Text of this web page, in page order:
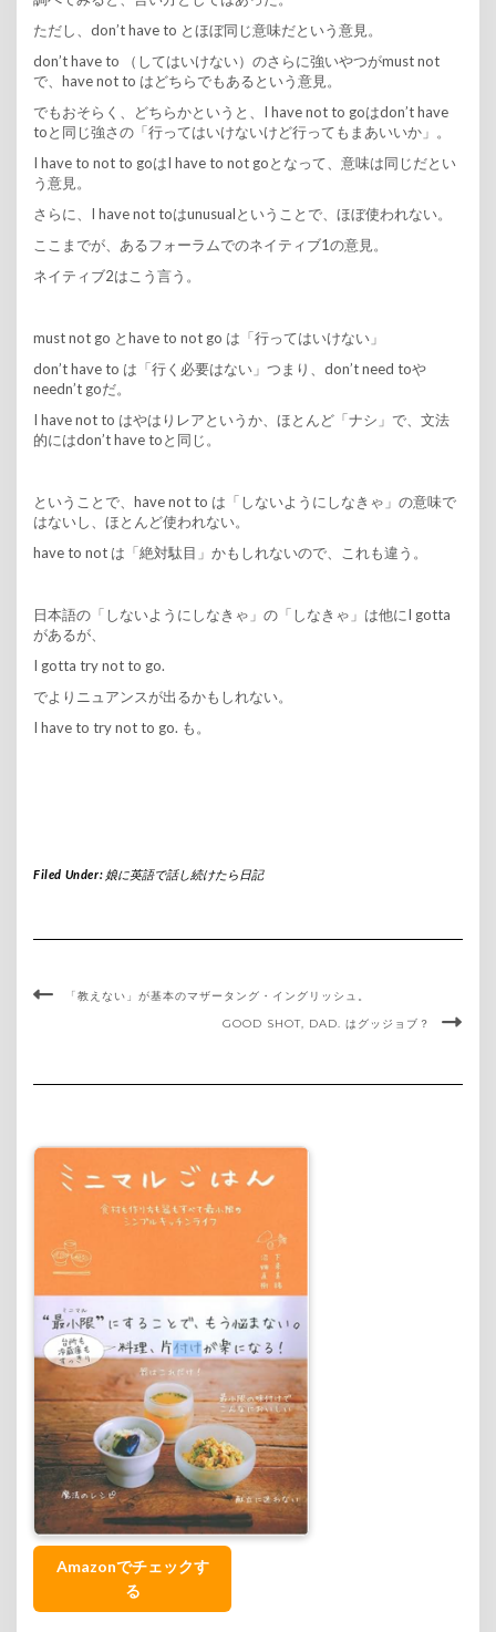
ただし、don’t have to とほぼ同じ意味だという意見。
don’t have to （してはいけない）のさらに強いやつがmust not
で、have not to はどちらでもあるという意見。
でもおそらく、どちらかというと、I have not to goはdon’t have
toと同じ強さの「行ってはいけないけど行ってもまあいいか」。
I have to not to goはI have to not goとなって、意味は同じだとい
う意見。
さらに、I have not toはunusualということで、ほぼ使われない。
ここまでが、あるフォーラムでのネイティブ1の意見。
ネイティブ2はこう言う。
must not go とhave to not go は「行ってはいけない」
don’t have to は「行く必要はない」つまり、don’t need toや
needn’t goだ。
I have not to はやはりレアというか、ほとんど「ナシ」で、文法
的にはdon’t have toと同じ。
ということで、have not to は「しないようにしなきゃ」の意味で
はないし、ほとんど使われない。
have to not は「絶対駄目」かもしれないので、これも違う。
日本語の「しないようにしなきゃ」の「しなきゃ」は他にI gotta
があるが、
I gotta try not to go.
でよりニュアンスが出るかもしれない。
I have to try not to go. も。
Filed Under: 娘に英語で話し続けたら日記
「教えない」が基本のマザータング・イングリッシュ。
GOOD SHOT, DAD. はグッジョブ？
Amazonでチェックす
る